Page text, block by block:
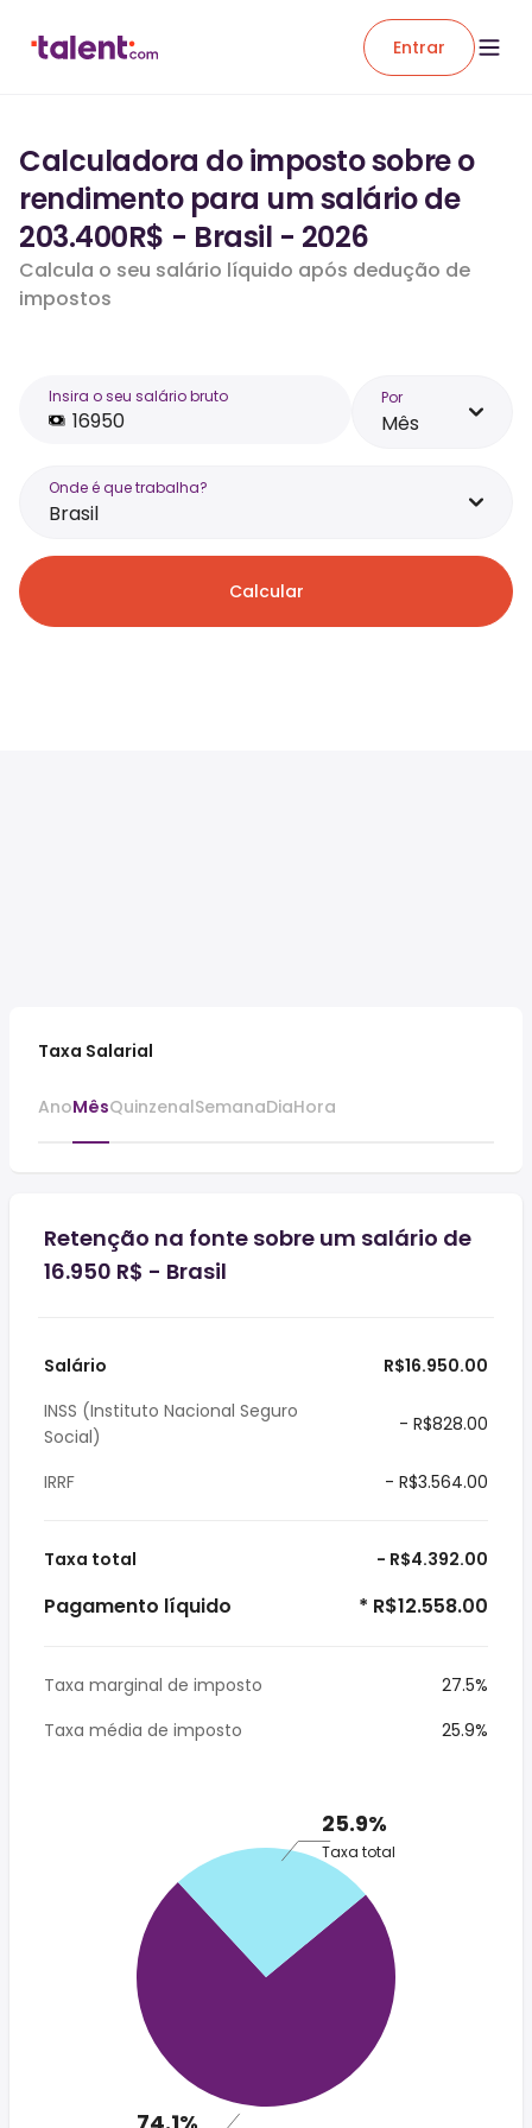
Entrar
Calculadora do imposto sobre o
rendimento para um salário de
203.400R$ - Brasil - 2026
Calcula o seu salário líquido após dedução de
impostos
Insira o seu salário bruto Por
Mês
Onde é que trabalha?
Brasil
Calcular
Taxa Salarial
AnoMêsQuinzenalSemanaDiaHora
Retenção na fonte sobre um salário de
16.950 R$ - Brasil
Salário
R$16.950.00
INSS (Instituto Nacional Seguro
Social)
- R$828.00
IRRF - R$3.564.00
Taxa total - R$4.392.00
Pagamento líquido * R$12.558.00
Taxa marginal de imposto
27.5%
Taxa média de imposto
25.9%
25.9%
Taxa total